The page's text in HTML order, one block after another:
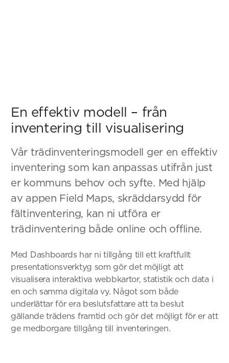
En effektiv modell – från
inventering till visualisering
Vår trädinventeringsmodell ger en effektiv
inventering som kan anpassas utifrån just
er kommuns behov och syfte. Med hjälp
av appen Field Maps, skräddarsydd för
fältinventering, kan ni utföra er
trädinventering både online och offline.
Med Dashboards har ni tillgång till ett kraftfullt
presentationsverktyg som gör det möjligt att
visualisera interaktiva webbkartor, statistik och data i
en och samma digitala vy. Något som både
underlättar för era beslutsfattare att ta beslut
gällande trädens framtid och gör det möjligt för er att
ge medborgare tillgång till inventeringen.